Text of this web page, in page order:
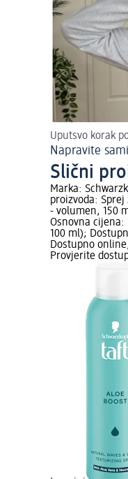
Uputsvo korak
Napravite
Slični
Marka:
proizvoda: Sprej
- volumen, 150
Osnovna cijena:
100 ml);
Dostupno
Provjerite